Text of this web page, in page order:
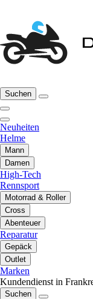
Suchen
Neuheiten
Helme
Mann
Damen
High-Tech
Rennsport
Motorrad & Roller
Cross
Abenteuer
Reparatur
Gepäck
Outlet
Marken
Kundendienst in
Suchen